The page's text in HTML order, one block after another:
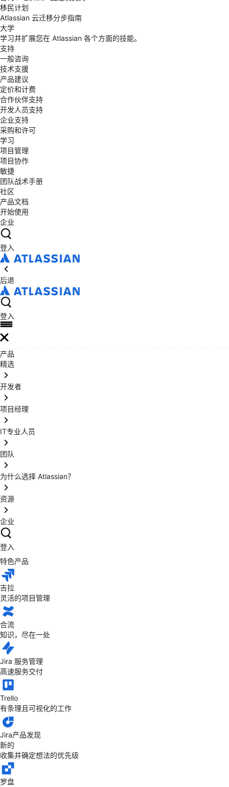
移民计划
Atlassian 云迁移分步指南
大学
学习并扩展您在 Atlassian 各个方面的技能。
支持
一般咨询
技术支援
产品建议
定价和计费
合作伙伴支持
开发人员支持
企业支持
采购和许可
学习
项目管理
项目协作
敏捷
团队战术手册
社区
产品文档
开始使用
企业
登入
后退
登入
产品
精选
开发者
项目经理
IT专业人员
团队
为什么选择 Atlassian？
资源
企业
登入
特色产品
吉拉
灵活的项目管理
合流
知识，尽在一处
Jira 服务管理
高速服务交付
Trello
有条理且可视化的工作
Jira产品发现
新的
收集并确定想法的优先级
罗盘